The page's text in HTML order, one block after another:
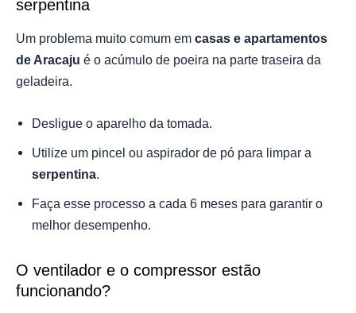
serpentina
Um problema muito comum em casas e apartamentos
de Aracaju é o acúmulo de poeira na parte traseira da
geladeira.
Desligue o aparelho da tomada.
Utilize um pincel ou aspirador de pó para limpar a
serpentina.
Faça esse processo a cada 6 meses para garantir o
melhor desempenho.
O ventilador e o compressor estão
funcionando?